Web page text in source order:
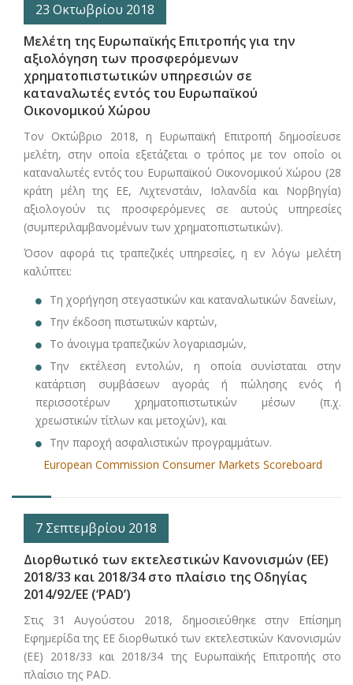
23 Οκτωβρίου 2018
Μελέτη της Ευρωπαϊκής Επιτροπής για την
αξιολόγηση των προσφερόμενων
χρηματοπιστωτικών υπηρεσιών σε
καταναλωτές εντός του Ευρωπαϊκού
Οικονομικού Χώρου
Τον Οκτώβριο 2018, η Ευρωπαϊκή Επιτροπή δημοσίευσε
μελέτη, στην οποία εξετάζεται ο τρόπος με τον οποίο οι
καταναλωτές εντός του Ευρωπαϊκού Οικονομικού Χώρου (28
κράτη μέλη της ΕΕ, Λιχτενστάιν, Ισλανδία και Νορβηγία)
αξιολογούν τις προσφερόμενες σε αυτούς υπηρεσίες
(συμπεριλαμβανομένων των χρηματοπιστωτικών).
Όσον αφορά τις τραπεζικές υπηρεσίες, η εν λόγω μελέτη
καλύπτει:
Τη χορήγηση στεγαστικών και καταναλωτικών δανείων,
Την έκδοση πιστωτικών καρτών,
Το άνοιγμα τραπεζικών λογαριασμών,
Την εκτέλεση εντολών, η οποία συνίσταται στην
κατάρτιση συμβάσεων αγοράς ή πώλησης ενός ή
περισσοτέρων χρηματοπιστωτικών μέσων (π.χ.
χρεωστικών τίτλων και μετοχών), και
Την παροχή ασφαλιστικών προγραμμάτων.
European Commission Consumer Markets Scoreboard
7 Σεπτεμβρίου 2018
Διορθωτικό των εκτελεστικών Κανονισμών (ΕΕ)
2018/33 και 2018/34 στο πλαίσιο της Οδηγίας
2014/92/ΕΕ (‘PAD’)
Στις 31 Αυγούστου 2018, δημοσιεύθηκε στην Επίσημη
Εφημερίδα της ΕΕ διορθωτικό των εκτελεστικών Κανονισμών
(ΕΕ) 2018/33 και 2018/34 της Ευρωπαϊκής Επιτροπής στο
πλαίσιο της PAD.